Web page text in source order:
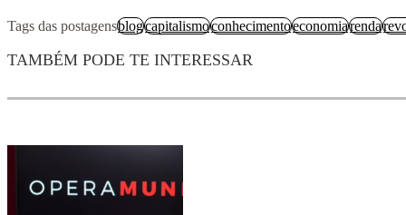
Tags das postagensblogcapitalismoconhecimentoeconomiarenda
TAMBÉM PODE TE INTERESSAR